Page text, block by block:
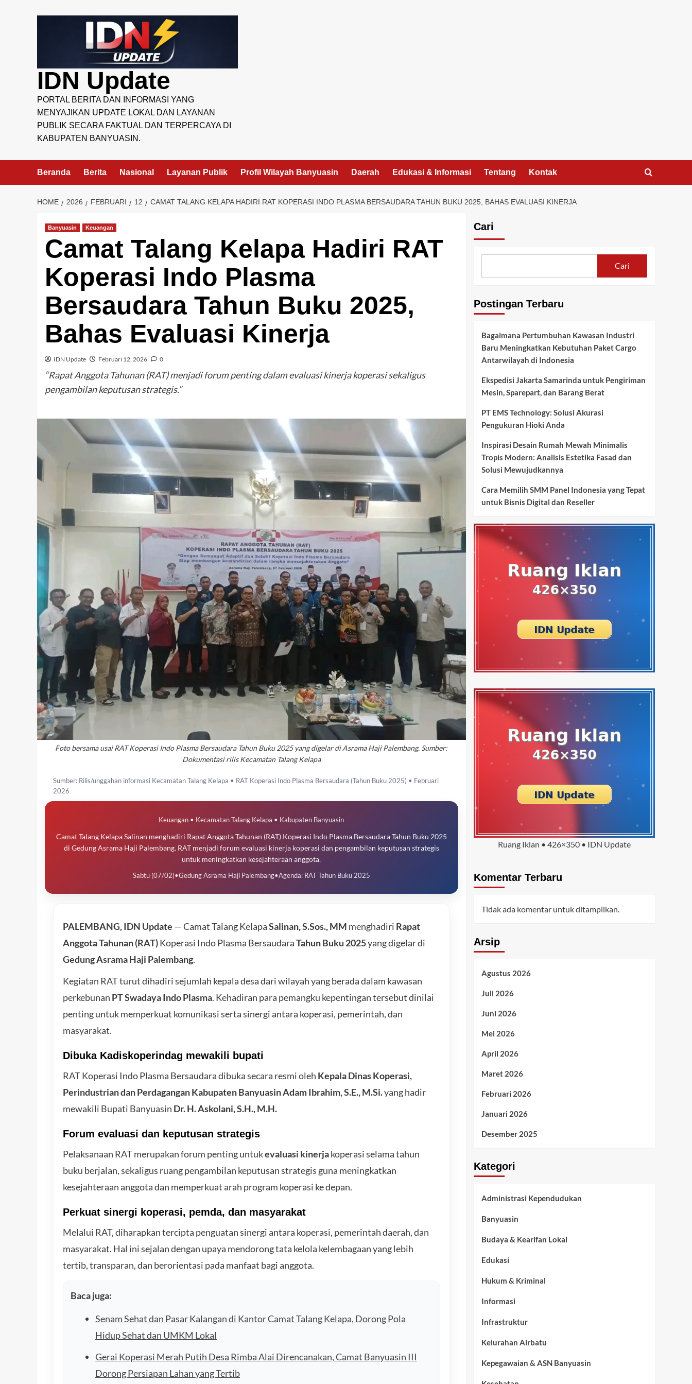
IDN Update
PORTAL BERITA DAN INFORMASI YANG
MENYAJIKAN UPDATE LOKAL DAN LAYANAN
PUBLIK SECARA FAKTUAL DAN TERPERCAYA DI
KABUPATEN BANYUASIN.
Beranda Berita Nasional Layanan Publik Profil Wilayah Banyuasin Daerah Edukasi & Informasi Tentang Kontak
HOME 2026 FEBRUARI 12 CAMAT TALANG KELAPA HADIRI RAT KOPERASI INDO PLASMA BERSAUDARA TAHUN BUKU 2025, BAHAS EVALUASI KINERJA
Banyuasin Keuangan
Camat Talang Kelapa Hadiri RAT
Koperasi Indo Plasma
Bersaudara Tahun Buku 2025,
Bahas Evaluasi Kinerja
IDN Update Februari 12, 2026 0
“Rapat Anggota Tahunan (RAT) menjadi forum penting dalam evaluasi kinerja koperasi sekaligus
pengambilan keputusan strategis.”
Foto bersama usai RAT Koperasi Indo Plasma Bersaudara Tahun Buku 2025 yang digelar di Asrama Haji Palembang. Sumber:
Dokumentasi rilis Kecamatan Talang Kelapa
Sumber: Rilis/unggahan informasi Kecamatan Talang Kelapa • RAT Koperasi Indo Plasma Bersaudara (Tahun Buku 2025) • Februari
2026
Keuangan • Kecamatan Talang Kelapa • Kabupaten Banyuasin
Camat Talang Kelapa Salinan menghadiri Rapat Anggota Tahunan (RAT) Koperasi Indo Plasma Bersaudara Tahun Buku 2025
di Gedung Asrama Haji Palembang. RAT menjadi forum evaluasi kinerja koperasi dan pengambilan keputusan strategis
untuk meningkatkan kesejahteraan anggota.
Sabtu (07/02)•Gedung Asrama Haji Palembang•Agenda: RAT Tahun Buku 2025
PALEMBANG, IDN Update — Camat Talang KelapaSalinan, S.Sos., MM menghadiri Rapat
Anggota Tahunan (RAT)Koperasi Indo Plasma BersaudaraTahun Buku 2025yang digelar di
Gedung Asrama Haji Palembang.
Kegiatan RAT turut dihadiri sejumlah kepala desa dari wilayah yang berada dalam kawasan
perkebunan PT Swadaya Indo Plasma. Kehadiran para pemangku kepentingan tersebut dinilai
penting untuk memperkuat komunikasi serta sinergi antara koperasi, pemerintah, dan
masyarakat.
Dibuka Kadiskoperindag mewakili bupati
RAT Koperasi Indo Plasma Bersaudara dibuka secara resmi oleh Kepala Dinas Koperasi,
Perindustrian dan Perdagangan Kabupaten BanyuasinAdam Ibrahim, S.E., M.Si.yang hadir
mewakili Bupati Banyuasin Dr. H. Askolani, S.H., M.H.
Forum evaluasi dan keputusan strategis
Pelaksanaan RAT merupakan forum penting untukevaluasi kinerjakoperasi selama tahun
buku berjalan, sekaligus ruang pengambilan keputusan strategis guna meningkatkan
kesejahteraan anggota dan memperkuat arah program koperasi ke depan.
Perkuat sinergi koperasi, pemda, dan masyarakat
Melalui RAT, diharapkan tercipta penguatan sinergi antara koperasi, pemerintah daerah, dan
masyarakat. Hal ini sejalan dengan upaya mendorong tata kelola kelembagaan yang lebih
tertib, transparan, dan berorientasi pada manfaat bagi anggota.
Baca juga:
Senam Sehat dan Pasar Kalangan di Kantor Camat Talang Kelapa, Dorong Pola
Hidup Sehat dan UMKM Lokal
Gerai Koperasi Merah Putih Desa Rimba Alai Direncanakan, Camat Banyuasin III
Dorong Persiapan Lahan yang Tertib
Cari
Cari
Postingan Terbaru
Bagaimana Pertumbuhan Kawasan Industri
Baru Meningkatkan Kebutuhan Paket Cargo
Antarwilayah di Indonesia
Ekspedisi Jakarta Samarinda untuk Pengiriman
Mesin, Sparepart, dan Barang Berat
PT EMS Technology: Solusi Akurasi
Pengukuran Hioki Anda
Inspirasi Desain Rumah Mewah Minimalis
Tropis Modern: Analisis Estetika Fasad dan
Solusi Mewujudkannya
Cara Memilih SMM Panel Indonesia yang Tepat
untuk Bisnis Digital dan Reseller
Ruang Iklan • 426×350 • IDN Update
Komentar Terbaru
Tidak ada komentar untuk ditampilkan.
Arsip
Agustus 2026
Juli 2026
Juni 2026
Mei 2026
April 2026
Maret 2026
Februari 2026
Januari 2026
Desember 2025
Kategori
Administrasi Kependudukan
Banyuasin
Budaya & Kearifan Lokal
Edukasi
Hukum & Kriminal
Informasi
Infrastruktur
Kelurahan Airbatu
Kepegawaian & ASN Banyuasin